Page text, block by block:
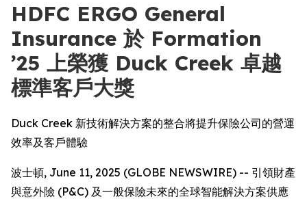
HDFC ERGO General
Insurance 於 Formation
’25 上榮獲 Duck Creek 卓越
標準客戶大獎
Duck Creek 新技術解決方案的整合將提升保險公司的營運
效率及客戶體驗
波士頓, June 11, 2025 (GLOBE NEWSWIRE) -- 引領財產
與意外險 (P&C) 及一般保險未來的全球智能解決方案供應